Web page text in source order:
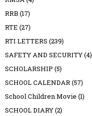
RRB (17)
RTE (27)
RTI LETTERS (239)
SAFETY AND SECURITY(4)
SCHOLARSHIP (5)
SCHOOL CALENDAR(57)
School Children Movie (1)
SCHOOL DIARY(2)